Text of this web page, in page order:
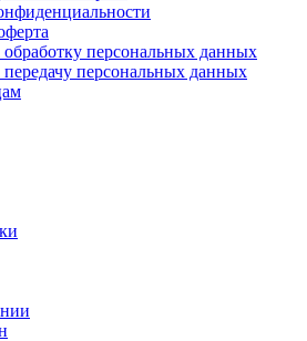
обработку персональных данных
передачу персональных данных